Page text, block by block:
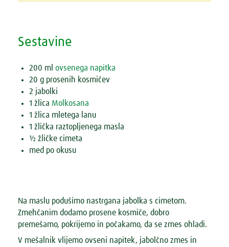
Sestavine
200 mlovsenega napitka
20 g prosenih kosmičev
2 jabolki
1 žlicaMolkosana
1 žlica mletega lanu
1 žlička raztopljenega masla
½ žličke cimeta
med po okusu
Na maslu podušimo nastrgana jabolka s cimetom.
Zmehčanim dodamo prosene kosmiče, dobro
premešamo, pokrijemo in počakamo, da se zmes ohladi.
V mešalnik vlijemo ovseni napitek, jabolčno zmes in